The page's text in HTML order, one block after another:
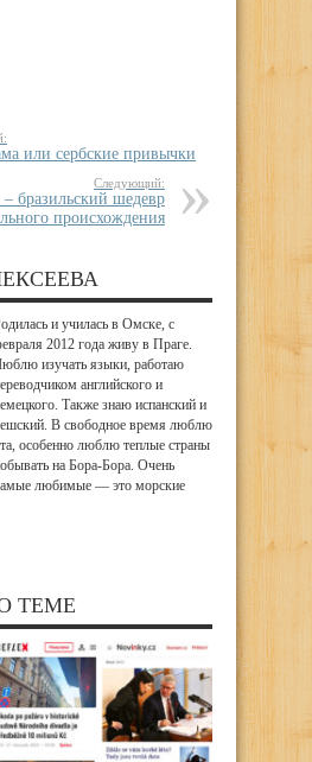
или сербские привычки
Следующий:
– бразильский шедевр
происхождения
и училась в Омске, с
2012 года живу в Праге.
изучать языки, работаю
английского и
Также знаю испанский и
В свободное время люблю
особенно люблю теплые страны
на Бора-Бора. Очень
любимые — это морские
ТЕМЕ